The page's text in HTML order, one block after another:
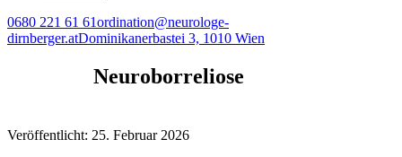
0680 221 61 61ordination@neurologe-
dirnberger.atDominikanerbastei 3, 1010 Wien
Neuroborreliose
Veröffentlicht: 25. Februar 2026